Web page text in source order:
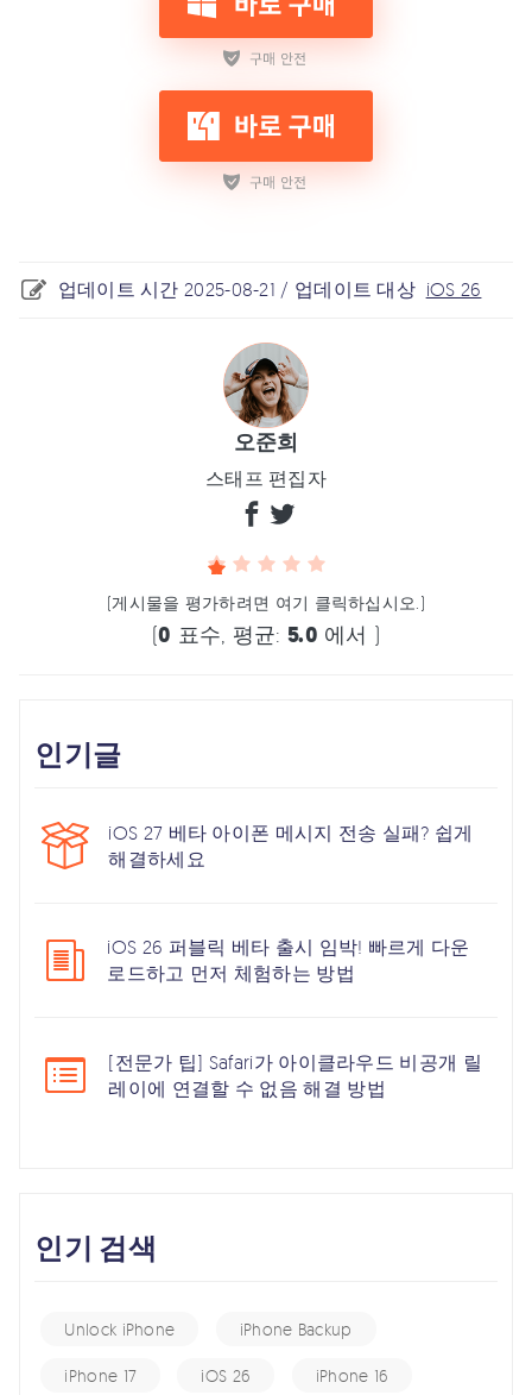
업데이트 시간 2025-08-21 / 업데이트 대상 iOS 26
오준희
스태프 편집자
(게시물을 평가하려면 여기 클릭하십시오.)
(0 표수, 평균: 5.0 에서 )
인기글
iOS 27 베타 아이폰 메시지 전송 실패? 쉽게
해결하세요
iOS 26 퍼블릭 베타 출시 임박! 빠르게 다운
로드하고 먼저 체험하는 방법
[전문가 팁] Safari가 아이클라우드 비공개 릴
레이에 연결할 수 없음 해결 방법
인기 검색
Unlock iPhone iPhone Backup
iPhone 17 iOS 26 iPhone 16